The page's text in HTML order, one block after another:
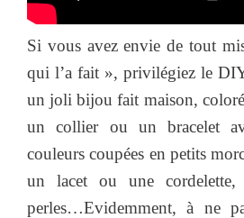
Si vous avez envie de tout
qui l’a fait », privilégiez le
un joli bijou fait maison,
un collier ou un bracelet
couleurs coupées en petits
un lacet ou une cordelette,
perles…Evidemment, à ne